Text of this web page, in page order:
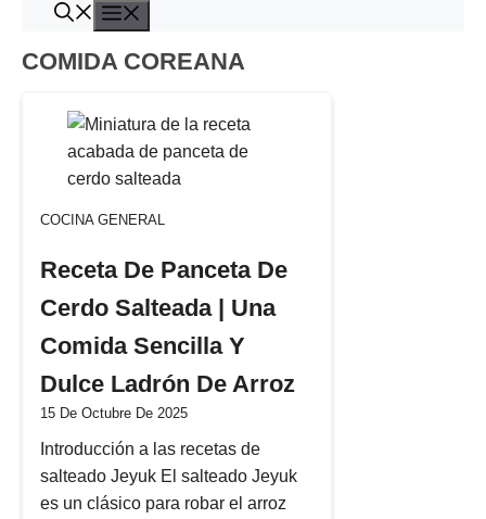
Saltar
contenido
COMIDA COREANA
COCINA GENERAL
Receta De Panceta De
Cerdo Salteada | Una
Comida Sencilla Y
Dulce Ladrón De Arroz
15 De Octubre De 2025
Introducción a las recetas de
salteado Jeyuk El salteado Jeyuk
es un clásico para robar el arroz